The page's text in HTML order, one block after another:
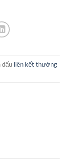
dấu liên kết thường